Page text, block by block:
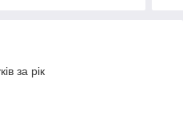
за рік